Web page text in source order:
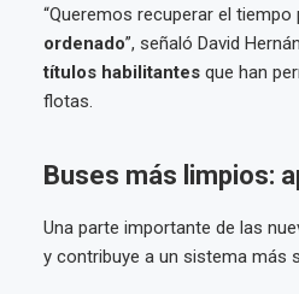
“Queremos recuperar el
ordenado”, señaló David
títulos habilitantesque han
flotas.
Buses más limpios:
Una parte importante de las
y contribuye a un sistema más